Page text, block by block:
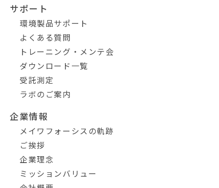
サポート
環境製品サポート
よくある質問
トレーニング・メンテ会
ダウンロード一覧
受託測定
ラボのご案内
企業情報
メイワフォーシスの軌跡
ご挨拶
企業理念
ミッションバリュー